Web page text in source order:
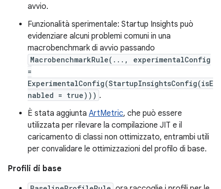
avvio.
Funzionalità sperimentale: Startup Insights può
evidenziare alcuni problemi comuni in una
macrobenchmark di avvio passando
MacrobenchmarkRule(..., experimentalConfig
=
ExperimentalConfig(StartupInsightsConfig(isE
nabled = true))) .
È stata aggiunta ArtMetric, che può essere
utilizzata per rilevare la compilazione JIT e il
caricamento di classi non ottimizzato, entrambi utili
per convalidare le ottimizzazioni del profilo di base.
Profili di base